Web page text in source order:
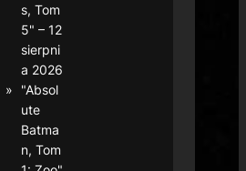
s, Tom
5" – 12
sierpni
a 2026
"Absol
ute
Batma
n, Tom